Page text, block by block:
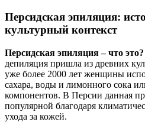
Персидская эпиляция:
культурный контекст
Персидская эпиляция – что это?
депиляция пришла из древних
уже более 2000 лет женщины
сахара, воды и лимонного сока
компонентов. В Персии данная
популярной благодаря
ухода за кожей.